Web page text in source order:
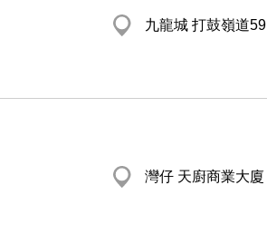
九龍城 打鼓嶺道59
灣仔 天廚商業大廈